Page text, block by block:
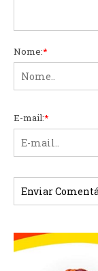
Nome:*
E-mail:*